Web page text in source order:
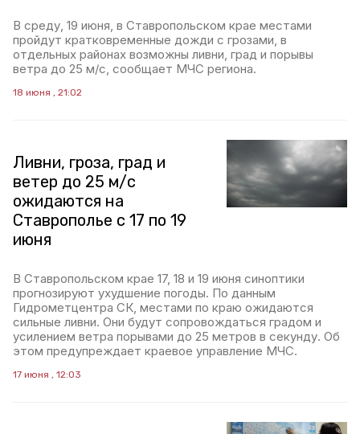
В среду, 19 июня, в Ставропольском крае местами
пройдут кратковременные дожди с грозами, в
отдельных районах возможны ливни, град и порывы
ветра до 25 м/с, сообщает МЧС региона.
18 июня , 21:02
Ливни, гроза, град и
ветер до 25 м/с
ожидаются на
Ставрополье с 17 по 19
июня
В Ставропольском крае 17, 18 и 19 июня синоптики
прогнозируют ухудшение погоды. По данным
Гидрометцентра СК, местами по краю ожидаются
сильные ливни. Они будут сопровождаться градом и
усилением ветра порывами до 25 метров в секунду. Об
этом предупреждает краевое управление МЧС.
17 июня , 12:03